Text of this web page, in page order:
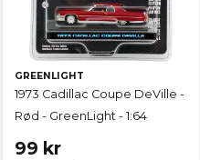
GREENLIGHT
1973 Cadillac Coupe DeVille -
Rød - GreenLight - 1:64
99 kr